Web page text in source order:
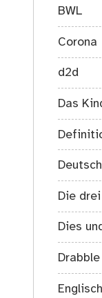
BWL
Corona
d2d
Das
Deutsch
Die
Dies
Drabble
Englisch